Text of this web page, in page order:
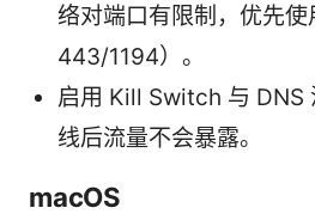
络对端口有限制，优先
443/1194）。
启用 Kill Switch 与 DNS
线后流量不会暴露。
macOS